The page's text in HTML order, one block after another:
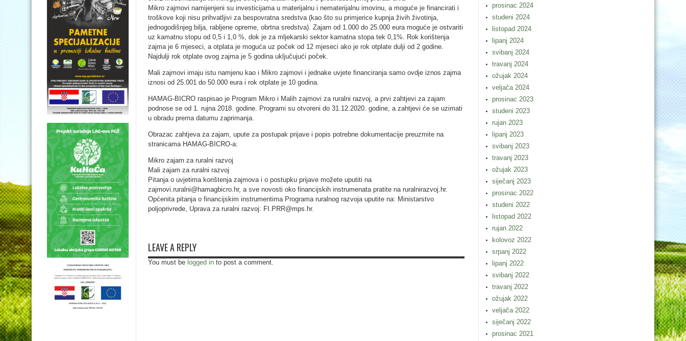
Mikro zajmovi namijenjeni su investicijama u materijalnu i nematerijalnu imovinu, a moguće je financirati i
troškove koji nisu prihvatljivi za bespovratna sredstva (kao što su primjerice kupnja živih životinja,
jednogodišnjeg bilja, rabljene opreme, obrtna sredstva). Zajam od 1.000 do 25.000 eura moguće je ostvariti
uz kamatnu stopu od 0,5 i 1,0 %, dok je za mljekarski sektor kamatna stopa tek 0,1%. Rok korištenja
zajma je 6 mjeseci, a otplata je moguća uz poček od 12 mjeseci ako je rok otplate dulji od 2 godine.
Najdulji rok otplate ovog zajma je 5 godina uključujući poček.
Mali zajmovi imaju istu namjenu kao i Mikro zajmovi i jednake uvjete financiranja samo ovdje iznos zajma
iznosi od 25.001 do 50.000 eura i rok otplate je 10 godina.
HAMAG-BICRO raspisao je Program Mikro i Malih zajmovi za ruralni razvoj, a prvi zahtjevi za zajam
podnose se od 1. rujna 2018. godine. Programi su otvoreni do 31.12.2020. godine, a zahtjevi će se uzimati
u obradu prema datumu zaprimanja.
Obrazac zahtjeva za zajam, upute za postupak prijave i popis potrebne dokumentacije preuzmite na
stranicama HAMAG-BICRO-a:
Mikro zajam za ruralni razvoj
Mali zajam za ruralni razvoj
Pitanja o uvjetima korištenja zajmova i o postupku prijave možete uputiti na
zajmovi.ruralni@hamagbicro.hr, a sve novosti oko financijskih instrumenata pratite na ruralnirazvoj.hr.
Općenita pitanja o financijskim instrumentima Programa ruralnog razvoja uputite na: Ministarstvo
poljoprivrede, Uprava za ruralni razvoj: FI.PRR@mps.hr.
LEAVE A REPLY
You must be logged in to post a comment.
prosinac 2024
studeni 2024
listopad 2024
lipanj 2024
svibanj 2024
travanj 2024
ožujak 2024
veljača 2024
prosinac 2023
studeni 2023
rujan 2023
lipanj 2023
svibanj 2023
travanj 2023
ožujak 2023
siječanj 2023
prosinac 2022
studeni 2022
listopad 2022
rujan 2022
kolovoz 2022
srpanj 2022
lipanj 2022
svibanj 2022
travanj 2022
ožujak 2022
veljača 2022
siječanj 2022
prosinac 2021